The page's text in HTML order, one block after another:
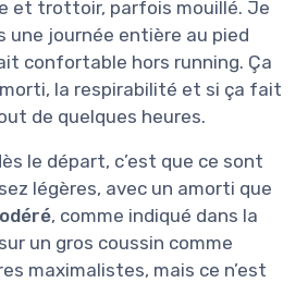
et trottoir, parfois mouillé. Je
une journée entière au pied
confortable hors running. Ça
la respirabilité et si ça fait
de quelques heures.
le départ, c’est que ce sont
légères, avec un amorti que
, comme indiqué dans la
un gros coussin comme
maximalistes, mais ce n’est